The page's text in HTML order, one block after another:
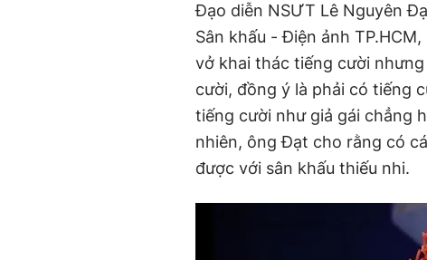
Đạo diễn NSƯT Lê Nguyên
Sân khấu - Điện ảnh
vở khai thác tiếng cười
cười, đồng ý là phải có tiếng
tiếng cười như giả gái chẳng
nhiên, ông Đạt cho rằng có
được với sân khấu thiếu nhi.